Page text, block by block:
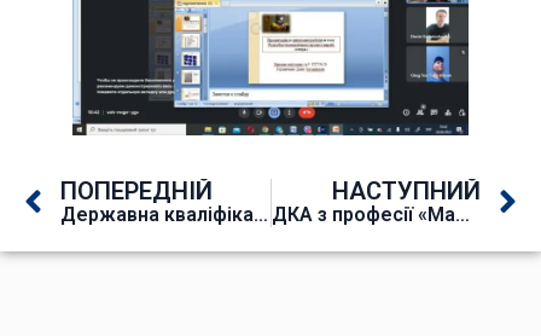
ПОПЕРЕДНІЙ
Державна кваліфікаційна атестація з професії «Пекар. Кондитер»
НАСТУПНИЙ
ДКА з професії «Машиніст крана (кранівник)»